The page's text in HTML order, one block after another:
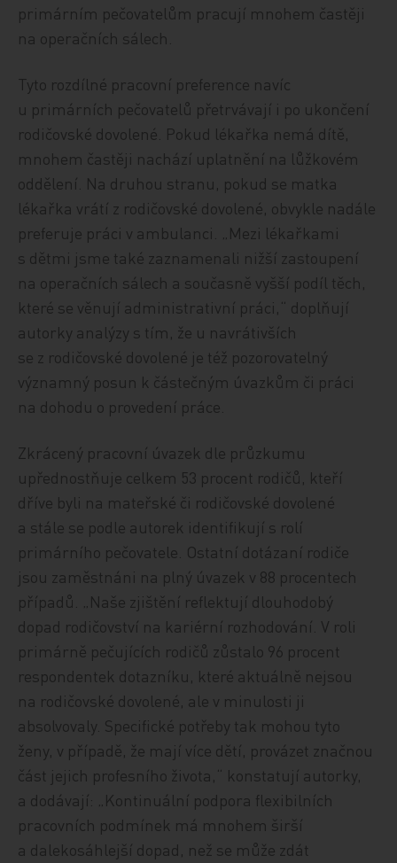
primárním pečovatelům pracují mnohem častěji
na operačních sálech.
Tyto rozdílné pracovní preference navíc
u primárních pečovatelů přetrvávají i po ukončení
rodičovské dovolené. Pokud lékařka nemá dítě,
mnohem častěji nachází uplatnění na lůžkovém
oddělení. Na druhou stranu, pokud se matka
lékařka vrátí z rodičovské dovolené, obvykle nadále
preferuje práci v ambulanci. „Mezi lékařkami
s dětmi jsme také zaznamenali nižší zastoupení
na operačních sálech a současně vyšší podíl těch,
které se věnují administrativní práci,“ doplňují
autorky analýzy s tím, že u navrátivších
se z rodičovské dovolené je též pozorovatelný
významný posun k částečným úvazkům či práci
na dohodu o provedení práce.
Zkrácený pracovní úvazek dle průzkumu
upřednostňuje celkem 53 procent rodičů, kteří
dříve byli na mateřské či rodičovské dovolené
a stále se podle autorek identifikují s rolí
primárního pečovatele. Ostatní dotázaní rodiče
jsou zaměstnáni na plný úvazek v 88 procentech
případů. „Naše zjištění reflektují dlouhodobý
dopad rodičovství na kariérní rozhodování. V roli
primárně pečujících rodičů zůstalo 96 procent
respondentek dotazníku, které aktuálně nejsou
na rodičovské dovolené, ale v minulosti ji
absolvovaly. Specifické potřeby tak mohou tyto
ženy, v případě, že mají více dětí, provázet značnou
část jejich profesního života,“ konstatují autorky,
a dodávají: „Kontinuální podpora flexibilních
pracovních podmínek má mnohem širší
a dalekosáhlejší dopad, než se může zdát